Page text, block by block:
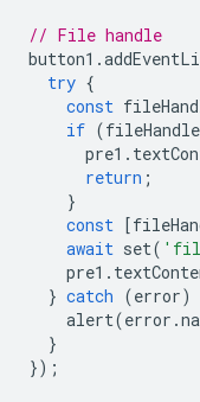
// File handle
button1 .
try {
const
if (
pre1 .
return ;
}
const [
await set(
pre1 .
} catch (error)
alert(error .
}
});